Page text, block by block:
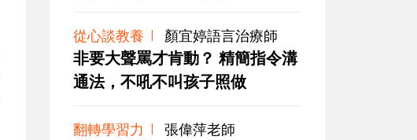
從心談教養 顏宜婷語言治療師
非要大聲罵才肯動？ 精簡指令溝
通法，不吼不叫孩子照做
翻轉學習力 張偉萍老師